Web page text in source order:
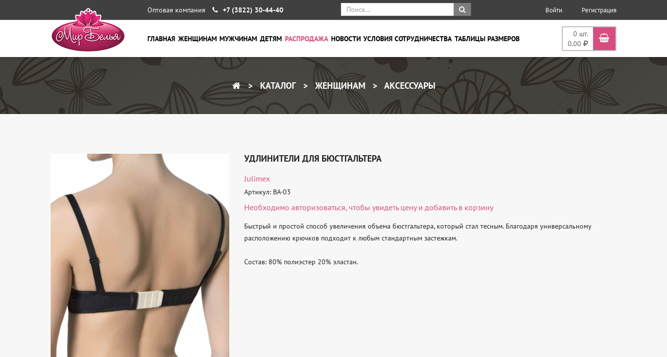
Оптовая компания +7 (3822) 30-44-40 Войти Регистрация
0 шт.
0.00
ГЛАВНАЯ ЖЕНЩИНАМ МУЖЧИНАМ ДЕТЯМ РАСПРОДАЖА НОВОСТИ УСЛОВИЯ СОТРУДНИЧЕСТВА ТАБЛИЦЫ РАЗМЕРОВ
КАТАЛОГ ЖЕНЩИНАМ АКСЕССУАРЫ
УДЛИНИТЕЛИ ДЛЯ БЮСТГАЛЬТЕРА
Julimex
Артикул: BA-03
Необходимо авторизоваться, чтобы увидеть цену и добавить в корзину
Быстрый и простой способ увеличения объема бюстгальтера, который стал тесным. Благодаря универсальному
расположению крючков подходит к любым стандартным застежкам.
Состав: 80% полиэстер 20% эластан.